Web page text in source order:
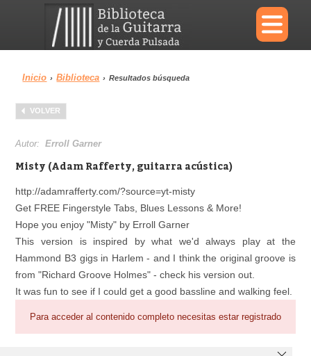
×
Menu
Biblioteca
Área personal Reproductor
Inicio › Biblioteca › Resultados búsqueda
VOLVER
Autor:Erroll Garner
Misty (Adam Rafferty, guitarra acústica)
http://adamrafferty.com/?source=yt-misty
Get FREE Fingerstyle Tabs, Blues Lessons & More!
Hope you enjoy "Misty" by Erroll Garner
This version is inspired by what we'd always play at the
Hammond B3 gigs in Harlem - and I think the original groove is
from "Richard Groove Holmes" - check his version out.
It was fun to see if I could get a good bassline and walking feel.
Para acceder al contenido completo necesitas estar registrado